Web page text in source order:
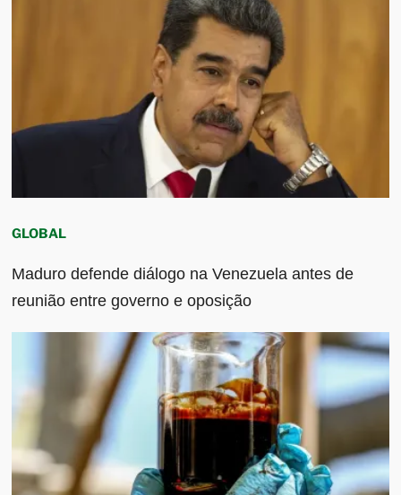
GLOBAL
Maduro defende diálogo na Venezuela antes de
reunião entre governo e oposição